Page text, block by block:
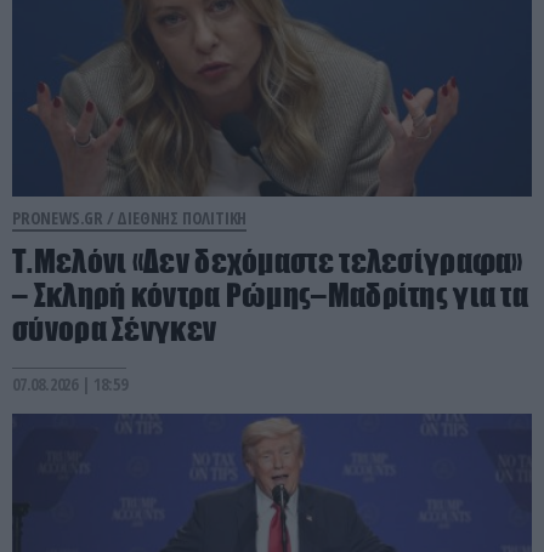
PRONEWS.GR / ΔΙΕΘΝΗΣ ΠΟΛΙΤΙΚΗ
Τ.Μελόνι «Δεν δεχόμαστε τελεσίγραφα»
– Σκληρή κόντρα Ρώμης–Μαδρίτης για τα
σύνορα Σένγκεν
07.08.2026 | 18:59